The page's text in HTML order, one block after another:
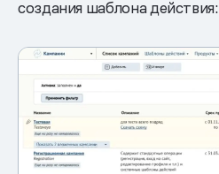
создания шаблона действия: